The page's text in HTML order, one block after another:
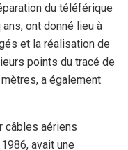
du téléférique
ont donné lieu à
et la réalisation de
points du tracé de
a également
câbles aériens
avait une